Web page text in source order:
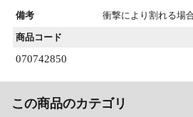
備考 衝撃により割れる場
商品コード
070742850
この商品のカテゴリ